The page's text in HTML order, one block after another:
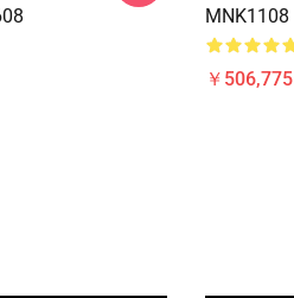
MNK1108
￥506,775